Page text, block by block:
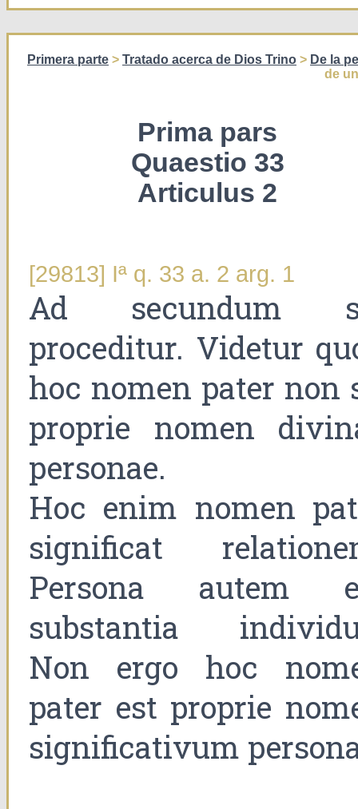
Primera parte > Tratado acerca de Dios Trino > De la
de
Prima pars
Quaestio 33
Articulus 2
[29813] Iª q. 33 a. 2 arg. 1
Ad secundum
proceditur. Videtur
hoc nomen pater non
proprie nomen
personae.
Hoc enim nomen
significat
Persona autem
substantia
Non ergo hoc
pater est proprie
significativum